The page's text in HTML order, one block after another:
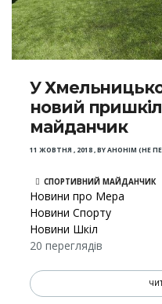
У
новий
майданчик
11 ЖОВТНЯ , 2018,BYАНОНІМ (НЕ
СПОРТИВНИЙ МАЙДАНЧИК
Новини про Мера
Новини Спорту
Новини Шкіл
20 переглядів